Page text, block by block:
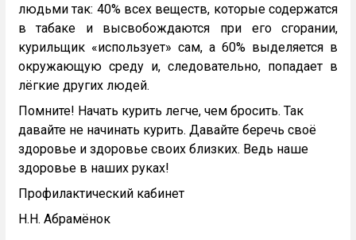
людьми так: 40% всех веществ, которые содержатся
в табаке и высвобождаются при его сгорании,
курильщик «использует» сам, а 60% выделяется в
окружающую среду и, следовательно, попадает в
лёгкие других людей.
Помните! Начать курить легче, чем бросить. Так
давайте не начинать курить. Давайте беречь своё
здоровье и здоровье своих близких. Ведь наше
здоровье в наших руках!
Профилактический кабинет
Н.Н. Абрамёнок